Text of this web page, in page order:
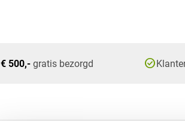
€ 500,-gratis bezorgd check_circle